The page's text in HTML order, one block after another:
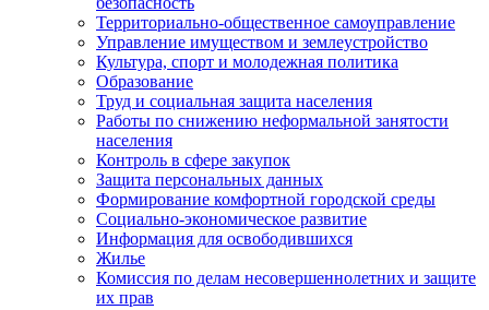
Территориально-общественное самоуправление
Управление имуществом и землеустройство
Культура, спорт и молодежная политика
Образование
Труд и социальная защита населения
Работы по снижению неформальной занятости
населения
Контроль в сфере закупок
Защита персональных данных
Формирование комфортной городской среды
Социально-экономическое развитие
Информация для освободившихся
Жилье
Комиссия по делам несовершеннолетних и защите
их прав